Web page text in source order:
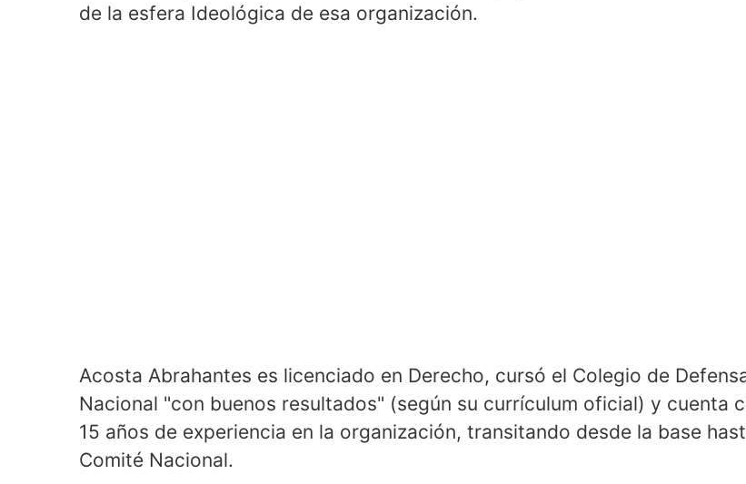
de la esfera Ideológica de esa organización.
Acosta Abrahantes es licenciado en Derecho, cursó el Colegio de
Nacional "con buenos resultados" (según su currículum oficial) y cuenta
15 años de experiencia en la organización, transitando desde la base
Comité Nacional.